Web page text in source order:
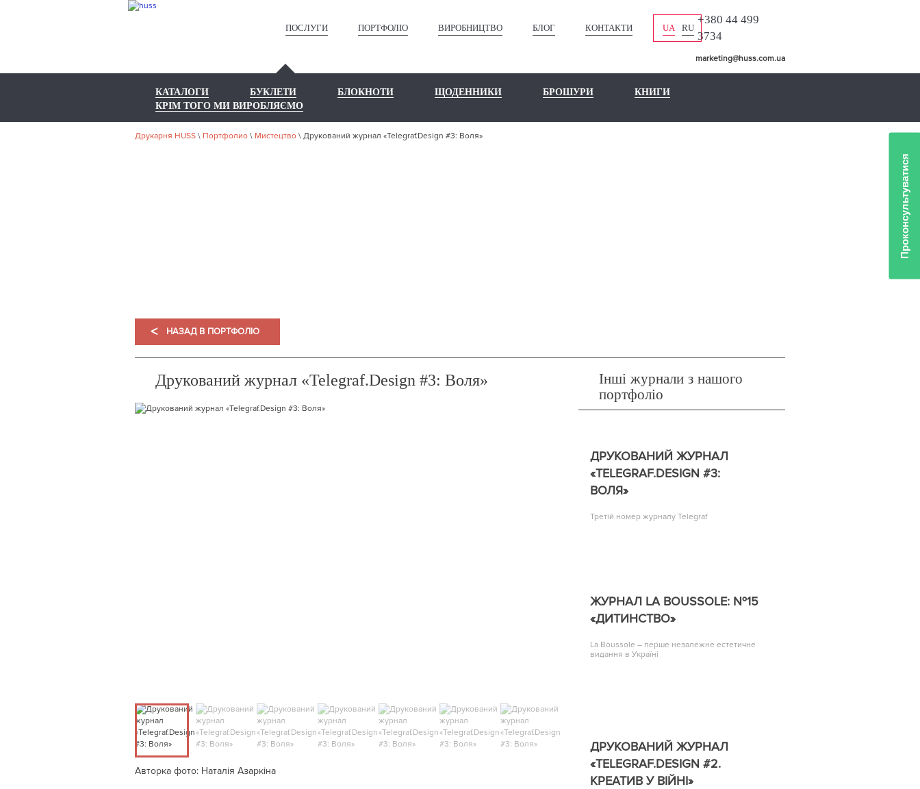
ПОСЛУГИ ПОРТФОЛІО ВИРОБНИЦТВО БЛОГ КОНТАКТИ UA RU
+380 44 499
3734
marketing@huss.com.ua
КАТАЛОГИ БУКЛЕТИ БЛОКНОТИ ЩОДЕННИКИ БРОШУРИ
КНИГИ
КРІМ ТОГО МИ ВИРОБЛЯЄМО
Друкарня HUSS \ Портфолио \ Мистецтво \ Друкований журнал «Telegraf.Design #3: Воля»
< НАЗАД В ПОРТФОЛІО
Друкований журнал «Telegraf.Design #3: Воля»
Авторка фото: Наталія Азаркіна
Інші журнали з нашого
портфоліо
ДРУКОВАНИЙ ЖУРНАЛ
«TELEGRAF.DESIGN #3:
ВОЛЯ»
Третій номер журналу Telegraf
ЖУРНАЛ LA BOUSSOLE: №15
«ДИТИНСТВО»
La Boussole – перше незалежне естетичне
видання в Україні
ДРУКОВАНИЙ ЖУРНАЛ
«TELEGRAF.DESIGN #2.
КРЕАТИВ У ВІЙНІ»
Проконсультуватися